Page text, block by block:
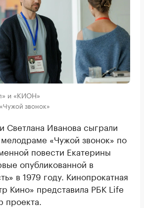
и «КИОН»
звонок»
Светлана Иванова сыграли
«Чужой звонок» по
повести Екатерины
опубликованной в
в 1979 году. Кинопрокатная
Кино» представила РБК Life
проекта.